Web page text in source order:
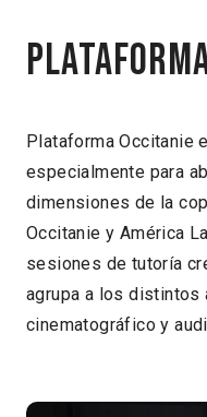
Plataforma Occitanie
especialmente para
dimensiones de la
Occitanie y América
sesiones de tutoría
agrupa a los
cinematográfico y